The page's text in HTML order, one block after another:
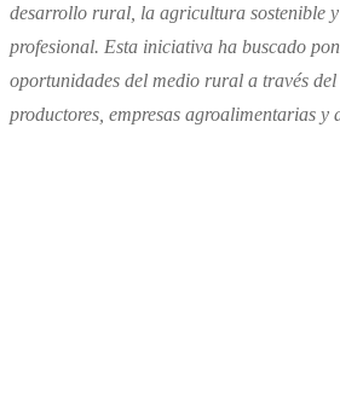
desarrollo rural, la agricultura sostenible
profesional. Esta iniciativa ha buscado
oportunidades del medio rural a través
productores, empresas agroalimentarias y